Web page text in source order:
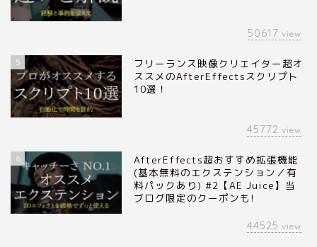
50617 view
5
フリーランス映像クリエイター超オ
ススメのAfterEffectsスクリプト
10選！
45772 view
6
AfterEffects超おすすめ拡張機能
(基本無料のエクステンション／有
料パックあり) #2【AE Juice】当
ブログ限定のクーポンも!
44525 view